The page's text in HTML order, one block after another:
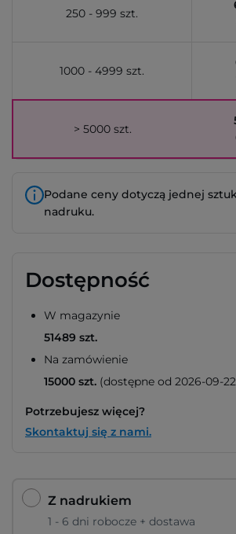
250 - 999 szt.
1000 - 4999 szt.
> 5000 szt.
Podane ceny dotyczą jednej
nadruku.
Dostępność
W magazynie
51489 szt.
Na zamówienie
15000 szt. (dostępne od 2026-09-
Potrzebujesz więcej?
Skontaktuj się z nami.
Z nadrukiem
1 - 6 dni robocze + dostawa